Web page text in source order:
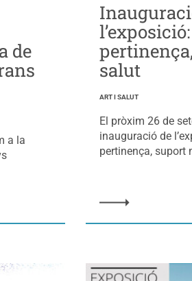
de
a la
salut
ART I SALUT
El pròxim 26 de
inauguració de
pertinença, suport